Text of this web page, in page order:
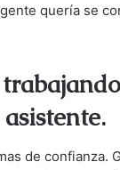
quería se
de confianza.